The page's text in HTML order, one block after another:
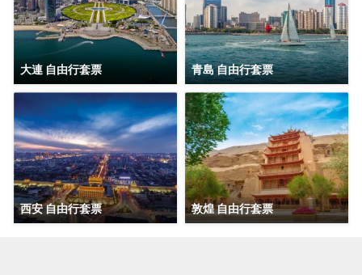
大連 自由行套票 青島 自由行套票
西安 自由行套票 敦煌 自由行套票